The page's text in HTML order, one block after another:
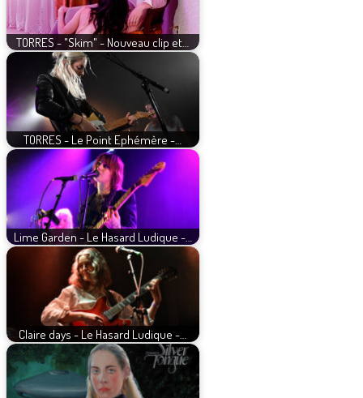
TORRES - "Skim" - Nouveau clip et…
TORRES - Le Point Ephémère -…
Lime Garden - Le Hasard Ludique -…
Claire days - Le Hasard Ludique -…